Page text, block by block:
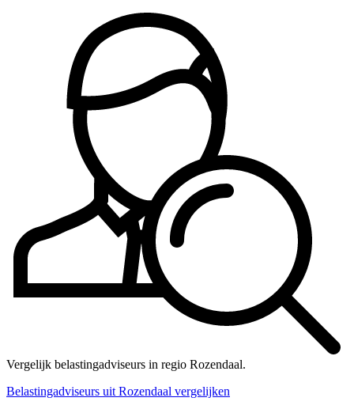
Vergelijk belastingadviseurs in regio Rozendaal.
Belastingadviseurs uit Rozendaal vergelijken